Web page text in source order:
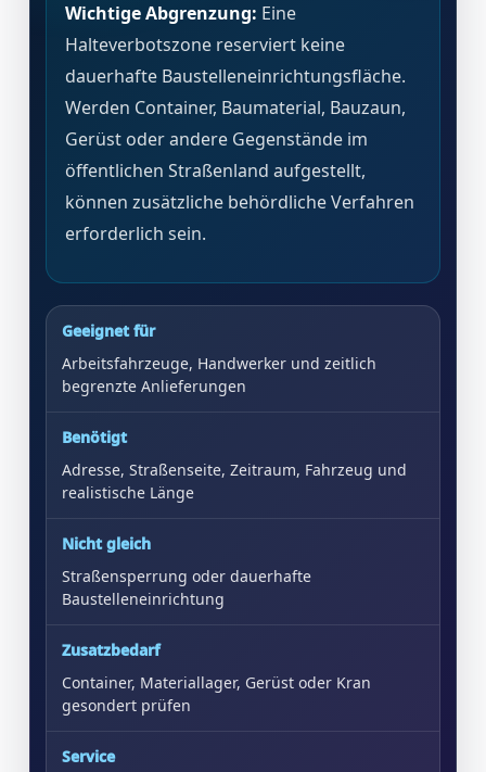
Wichtige Abgrenzung: Eine
Halteverbotszone reserviert keine
dauerhafte Baustelleneinrichtungsfläche.
Werden Container, Baumaterial, Bauzaun,
Gerüst oder andere Gegenstände im
öffentlichen Straßenland aufgestellt,
können zusätzliche behördliche Verfahren
erforderlich sein.
Geeignet für
Arbeitsfahrzeuge, Handwerker und zeitlich
begrenzte Anlieferungen
Benötigt
Adresse, Straßenseite, Zeitraum, Fahrzeug und
realistische Länge
Nicht gleich
Straßensperrung oder dauerhafte
Baustelleneinrichtung
Zusatzbedarf
Container, Materiallager, Gerüst oder Kran
gesondert prüfen
Service